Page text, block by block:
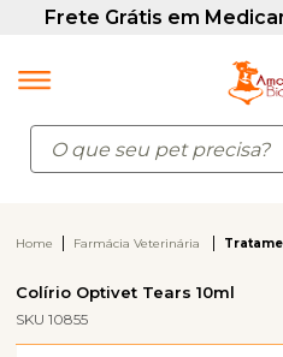
Home Farmácia Veterinária
Colírio Optivet Tears 10ml
SKU 10855